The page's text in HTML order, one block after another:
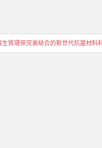
質環保完美結合的新世代抗菌材料